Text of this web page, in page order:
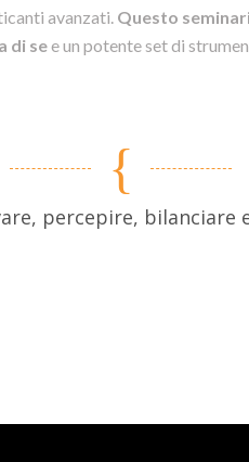
avanzati. Questo
di see un potente set di
percepire, bilanciare